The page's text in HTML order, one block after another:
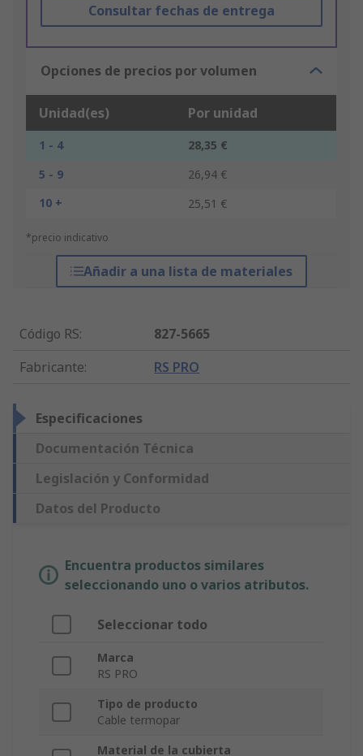
Consultar fechas de entrega
Opciones de precios por volumen
Unidad(es) Por unidad
1 - 4
28,35 €
5 - 9
26,94 €
10 +
25,51 €
*precio indicativo
Añadir a una lista de materiales
Código RS:
827-5665
Fabricante: RS PRO
Especificaciones
Documentación Técnica
Legislación y Conformidad
Datos del Producto
Encuentra productos similares
seleccionando uno o varios atributos.
Seleccionar todo
Marca
RS PRO
Tipo de producto
Cable termopar
Material de la cubierta